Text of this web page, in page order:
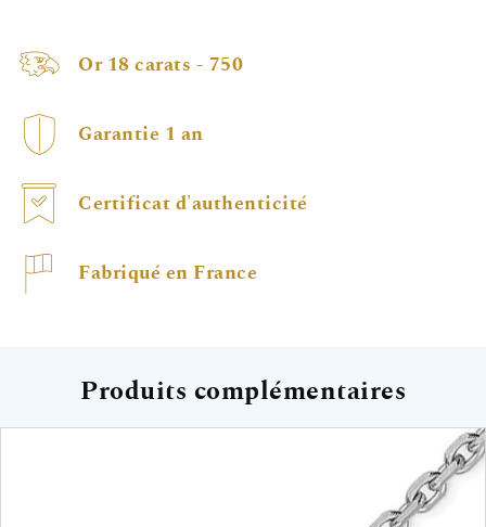
Or 18 carats - 750
Garantie 1 an
Certificat d'authenticité
Fabriqué en France
Produits complémentaires